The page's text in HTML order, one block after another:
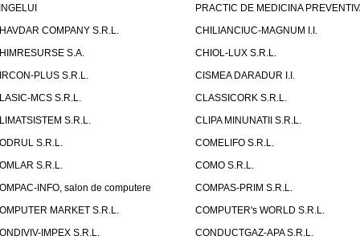
PRACTIC DE MEDICINA
COMPANY S.R.L.
CHILIANCIUC-MAGNUM I.I.
S.A.
CHIOL-LUX S.R.L.
PLUS S.R.L.
CISMEA DARADUR I.I.
MCS S.R.L.
CLASSICORK S.R.L.
S.R.L.
CLIPA MINUNATII S.R.L.
S.R.L.
COMELIFO S.R.L.
S.R.L.
COMO S.R.L.
INFO, salon de computere
COMPAS-PRIM S.R.L.
MARKET S.R.L.
COMPUTER's WORLD S.R.L.
IMPEX S.R.L.
CONDUCTGAZ-APA S.R.L.